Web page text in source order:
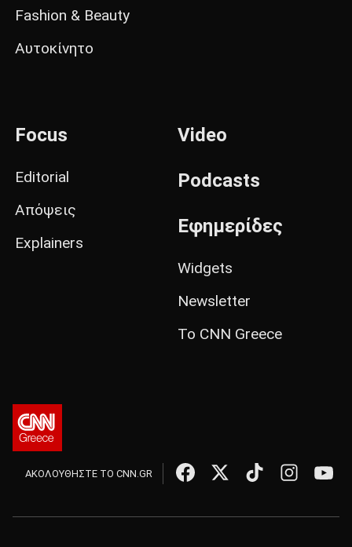
Fashion & Beauty
Αυτοκίνητο
Focus
Editorial
Απόψεις
Explainers
Video
Podcasts
Εφημερίδες
Widgets
Newsletter
Το CNN Greece
ΑΚΟΛΟΥΘΗΣΤΕ ΤΟ CNN.GR